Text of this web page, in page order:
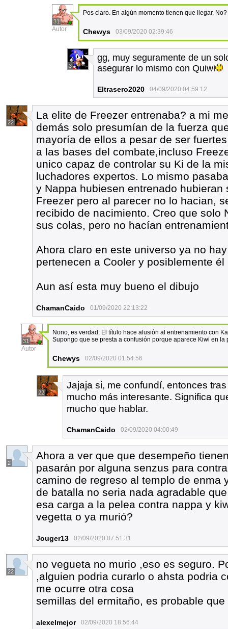
31
Autor
Pos claro. En algún momento tienen que llegar. No?
Chewys 03/09/2020 02:39:46
3
gg, muy seguramente de un
asegurar lo mismo con Quiwi
Eltrasero2020 04/09/2020 04:59:12
22
La elite de Freezer entrenaba? a mi
demás solo presumían de la fuerza
mayoría de ellos a pesar de ser
a las bases del combate,incluso
unico capaz de controlar su Ki de la
luchadores expertos. Lo mismo
y Nappa hubiesen entrenado
Freezer pero al parecer no lo hacian,
recibido de nacimiento. Creo que solo
sus colas, pero no hacían
Ahora claro en este universo ya no
pertenecen a Cooler y posiblemente
Aun así esta muy bueno el dibujo
ChamanCaido 01/09/2020 22:13:22
31
Autor
Nono, es verdad. El título hace alusión al entrenamiento con
Supongo que se presta a confusión porque aparece Kiwi en
Chewys 02/09/2020 01:54:56
22
Jajaja si, me confundí, entonces
mucho más interesante. Significa
mucho que hablar.
ChamanCaido 02/09/2020 04:00:49
2
Ahora a ver que que desempeño
pasarán por alguna senzus para
camino de regreso al templo de enma
de batalla no seria nada agradable
esa carga a la pelea contra nappa y
vegetta o ya murió?
Jouger13 02/09/2020 07:51:31
22
no vegueta no murio ,eso es seguro.
,alguien podria curarlo o ahsta podria
me ocurre otra cosa
semillas del ermitaño, es probable
alexelmejor 02/09/2020 18:56:44